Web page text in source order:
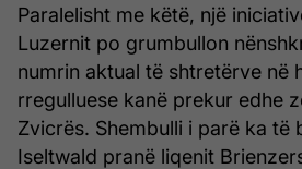
Paralelisht me këtë, një
Luzernit po grumbullon
numrin aktual të shtretërve në
rregulluese kanë prekur edhe
Zvicrës. Shembulli i parë ka të
Iseltwald pranë liqenit